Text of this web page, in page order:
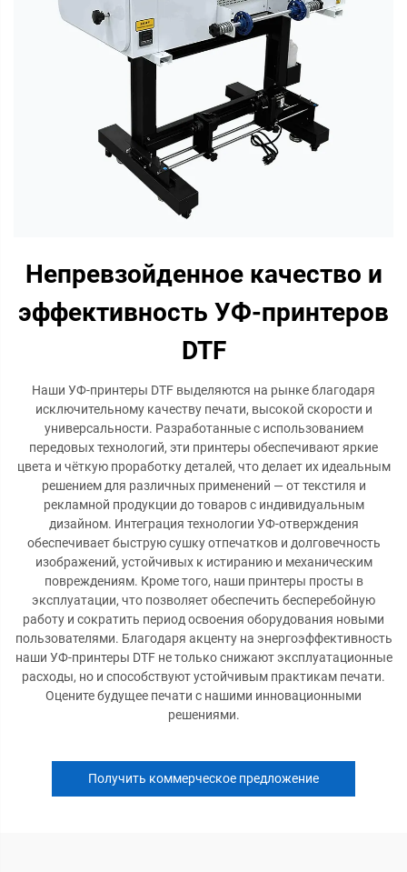
Непревзойденное качество и
эффективность УФ-принтеров
DTF
Наши УФ-принтеры DTF выделяются на рынке благодаря
исключительному качеству печати, высокой скорости и
универсальности. Разработанные с использованием
передовых технологий, эти принтеры обеспечивают яркие
цвета и чёткую проработку деталей, что делает их идеальным
решением для различных применений — от текстиля и
рекламной продукции до товаров с индивидуальным
дизайном. Интеграция технологии УФ-отверждения
обеспечивает быструю сушку отпечатков и долговечность
изображений, устойчивых к истиранию и механическим
повреждениям. Кроме того, наши принтеры просты в
эксплуатации, что позволяет обеспечить бесперебойную
работу и сократить период освоения оборудования новыми
пользователями. Благодаря акценту на энергоэффективность
наши УФ-принтеры DTF не только снижают эксплуатационные
расходы, но и способствуют устойчивым практикам печати.
Оцените будущее печати с нашими инновационными
решениями.
Получить коммерческое предложение